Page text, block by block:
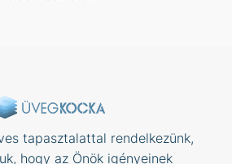
tapasztalattal rendelkezünk,
hogy az Önök igényeinek